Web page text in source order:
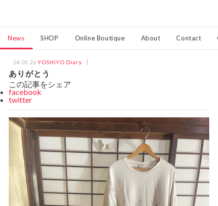
News SHOP Online Boutique About Contact
24.01.26 YOSHIYO Diary
ありがとう
この記事をシェア
facebook
twitter